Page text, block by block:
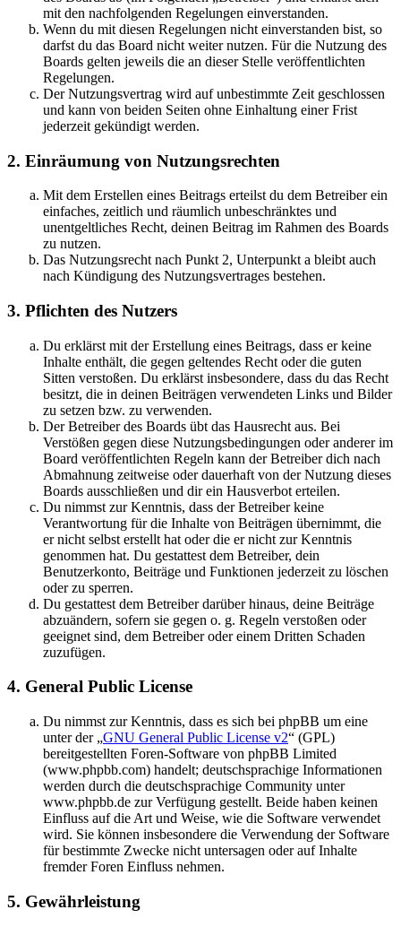
mit den nachfolgenden Regelungen einverstanden.
Wenn du mit diesen Regelungen nicht einverstanden bist, so
darfst du das Board nicht weiter nutzen. Für die Nutzung des
Boards gelten jeweils die an dieser Stelle veröffentlichten
Regelungen.
Der Nutzungsvertrag wird auf unbestimmte Zeit geschlossen
und kann von beiden Seiten ohne Einhaltung einer Frist
jederzeit gekündigt werden.
2. Einräumung von Nutzungsrechten
Mit dem Erstellen eines Beitrags erteilst du dem Betreiber ein
einfaches, zeitlich und räumlich unbeschränktes und
unentgeltliches Recht, deinen Beitrag im Rahmen des Boards
zu nutzen.
Das Nutzungsrecht nach Punkt 2, Unterpunkt a bleibt auch
nach Kündigung des Nutzungsvertrages bestehen.
3. Pflichten des Nutzers
Du erklärst mit der Erstellung eines Beitrags, dass er keine
Inhalte enthält, die gegen geltendes Recht oder die guten
Sitten verstoßen. Du erklärst insbesondere, dass du das Recht
besitzt, die in deinen Beiträgen verwendeten Links und Bilder
zu setzen bzw. zu verwenden.
Der Betreiber des Boards übt das Hausrecht aus. Bei
Verstößen gegen diese Nutzungsbedingungen oder anderer im
Board veröffentlichten Regeln kann der Betreiber dich nach
Abmahnung zeitweise oder dauerhaft von der Nutzung dieses
Boards ausschließen und dir ein Hausverbot erteilen.
Du nimmst zur Kenntnis, dass der Betreiber keine
Verantwortung für die Inhalte von Beiträgen übernimmt, die
er nicht selbst erstellt hat oder die er nicht zur Kenntnis
genommen hat. Du gestattest dem Betreiber, dein
Benutzerkonto, Beiträge und Funktionen jederzeit zu löschen
oder zu sperren.
Du gestattest dem Betreiber darüber hinaus, deine Beiträge
abzuändern, sofern sie gegen o. g. Regeln verstoßen oder
geeignet sind, dem Betreiber oder einem Dritten Schaden
zuzufügen.
4. General Public License
Du nimmst zur Kenntnis, dass es sich bei phpBB um eine
unter der „GNU General Public License v2“ (GPL)
bereitgestellten Foren-Software von phpBB Limited
(www.phpbb.com) handelt; deutschsprachige Informationen
werden durch die deutschsprachige Community unter
www.phpbb.de zur Verfügung gestellt. Beide haben keinen
Einfluss auf die Art und Weise, wie die Software verwendet
wird. Sie können insbesondere die Verwendung der Software
für bestimmte Zwecke nicht untersagen oder auf Inhalte
fremder Foren Einfluss nehmen.
5. Gewährleistung